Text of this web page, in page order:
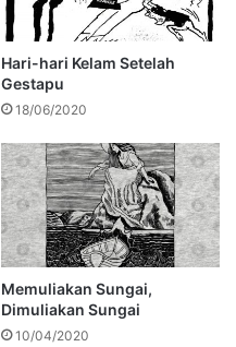
Hari-hari Kelam Setelah
Gestapu
18/06/2020
Memuliakan Sungai,
Dimuliakan Sungai
10/04/2020